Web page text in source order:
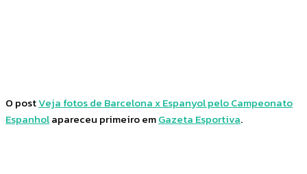
O postVeja fotos de Barcelona x Espanyol pelo Campeonato
Espanholapareceu primeiro emGazeta Esportiva.